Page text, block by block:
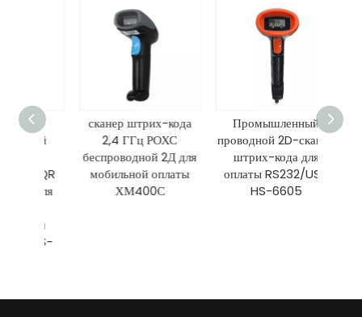
сканер штрих-кода
2,4 ГГц РОХС
беспроводной 2Д для
мобильной оплаты
ХМ400С
Промышленный
проводной 2D-сканер
штрих-кода для
оплаты RS232/USB
HS-6605